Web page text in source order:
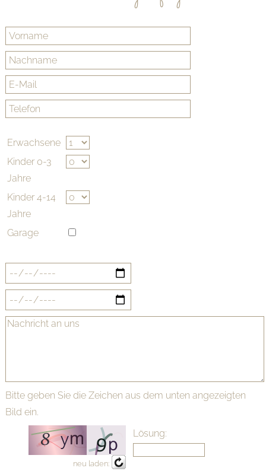
Erwachsene
Kinder 0-3
Jahre
Kinder 4-14
Jahre
Garage
Bitte geben Sie die Zeichen aus dem unten angezeigten
Bild ein.
neu laden:
Lösung: